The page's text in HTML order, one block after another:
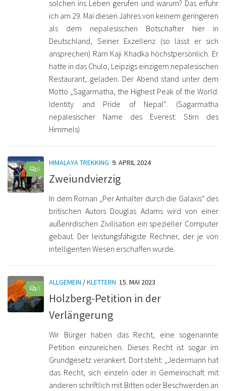
solchen ins Leben gerufen und warum? Das erfuhr
ich am 29. Mai diesen Jahres von keinem geringeren
als dem nepalesischen Botschafter hier in
Deutschland, Seiner Exzellenz (so lässt er sich
ansprechen) Ram Kaji Khadka höchstpersönlich. Er
hatte in das Chulo, Leipzigs einzigem nepalesischen
Restaurant, geladen. Der Abend stand unter dem
Motto „Sagarmatha, the Highest Peak of the World:
Identity and Pride of Nepal“. (Sagarmatha
nepalesischer Name des Everest: Stirn des
Himmels)
6
HIMALAYA TREKKING 9. APRIL 2024
Zweiundvierzig
In dem Roman „Per Anhalter durch die Galaxis“ des
britischen Autors Douglas Adams wird von einer
außerirdischen Zivilisation ein spezieller Computer
gebaut. Der leistungsfähigste Rechner, der je von
intelligenten Wesen erschaffen wurde.
0
ALLGEMEIN /KLETTERN 15. MAI 2023
Holzberg-Petition in der
Verlängerung
Wir Bürger haben das Recht, eine sogenannte
Petition einzureichen. Dieses Recht ist sogar im
Grundgesetz verankert. Dort steht: „Jedermann hat
das Recht, sich einzeln oder in Gemeinschaft mit
anderen schriftlich mit Bitten oder Beschwerden an